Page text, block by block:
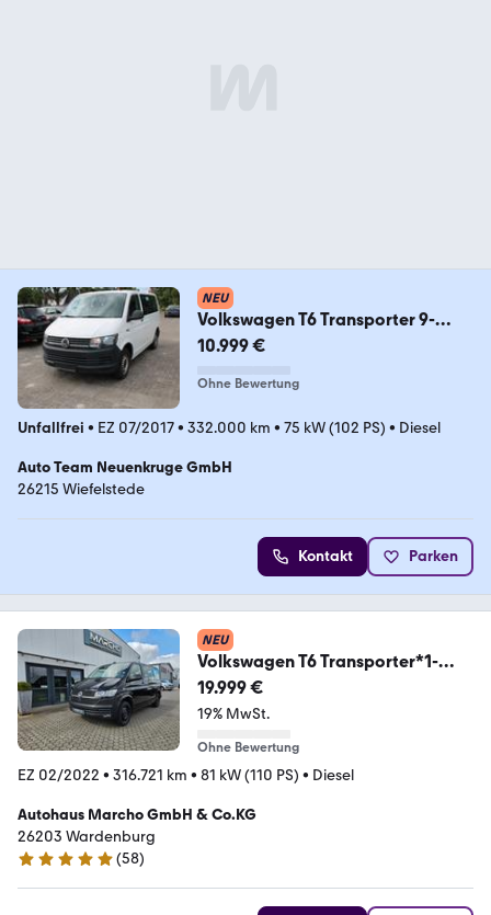
NEU
Volkswagen T6 Transporter 9-
Sitzer
10.999 €
Ohne Bewertung
Unfallfrei • EZ 07/2017• 332.000 km • 75 kW (102 PS) • Diesel
Auto Team Neuenkruge GmbH
26215 Wiefelstede
Kontakt Parken
NEU
Volkswagen T6 Transporter*1-
Hand*Mwst
ausweisbar*Navigation
19.999 €
19% MwSt.
Ohne Bewertung
EZ 02/2022 • 316.721 km • 81 kW (110 PS) • Diesel
Autohaus Marcho GmbH & Co.KG
26203 Wardenburg
5 Sterne
(58)